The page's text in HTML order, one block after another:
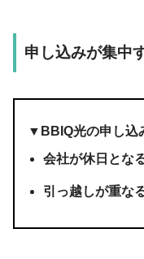
申し込みが集中
▼BBIQ光の申し込
会社が休日とな
引っ越しが重な